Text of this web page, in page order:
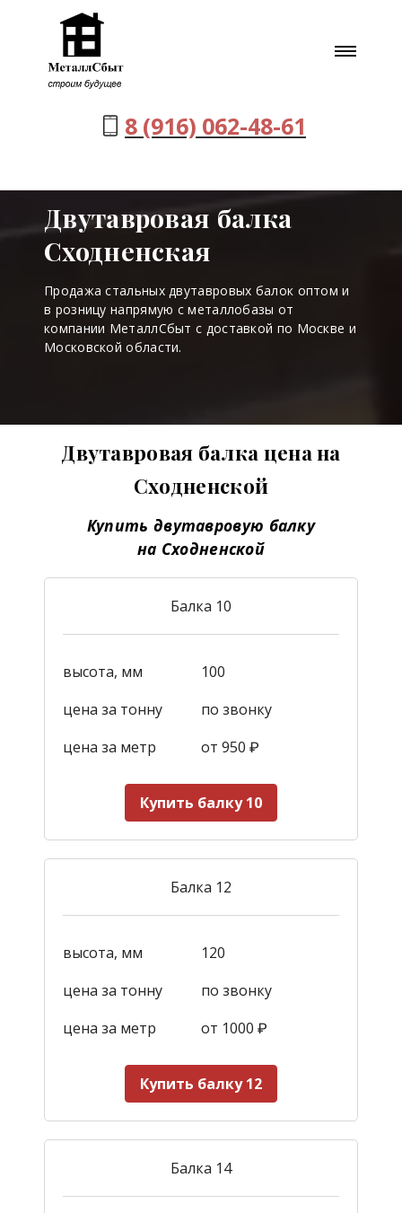
8 (916) 062-48-61
Двутавровая балка
Сходненская
Продажа стальных двутавровых балок оптом и
в розницу напрямую с металлобазы от
компании МеталлСбыт с доставкой по Москве и
Московской области.
Двутавровая балка цена на
Сходненской
Купить двутавровую балку
на Сходненской
Балка 10
высота, мм
100
цена за тонну
по звонку
цена за метр
от 950 ₽
Купить балку 10
Балка 12
высота, мм
120
цена за тонну
по звонку
цена за метр
от 1000 ₽
Купить балку 12
Балка 14